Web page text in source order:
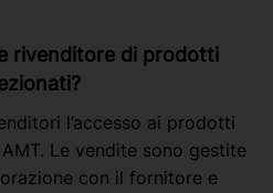
rivenditore di prodotti
l’accesso ai prodotti
Le vendite sono gestite
con il fornitore e